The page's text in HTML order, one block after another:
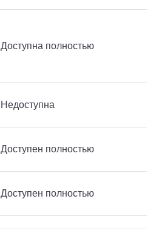
Доступна полностью
Недоступна
Доступен полностью
Доступен полностью